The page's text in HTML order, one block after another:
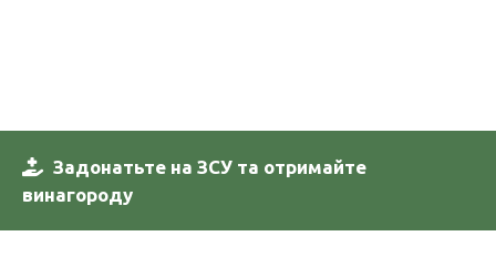
Задонатьте на ЗСУ та отримайте
винагороду